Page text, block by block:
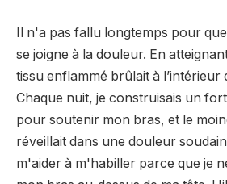
Il n'a pas fallu longtemps pour
se joigne à la douleur. En
tissu enflammé brûlait à l’intérieur
Chaque nuit, je construisais un
pour soutenir mon bras, et le
réveillait dans une douleur
m'aider à m'habiller parce que je